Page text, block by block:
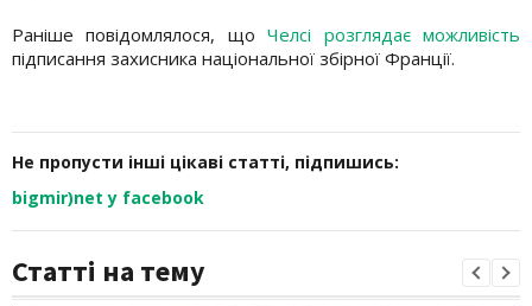
Раніше повідомлялося, щоЧелсі розглядає можливість
підписання захисника національної збірної Франції.
Не пропусти інші цікаві статті, підпишись:
bigmir)net у facebook
Статті на тему